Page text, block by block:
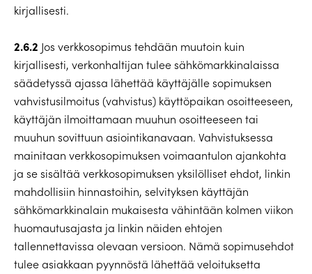
kirjallisesti.
2.6.2 Jos verkkosopimus tehdään muutoin kuin
kirjallisesti, verkonhaltijan tulee sähkömarkkinalaissa
säädetyssä ajassa lähettää käyttäjälle sopimuksen
vahvistusilmoitus (vahvistus) käyttöpaikan osoitteeseen,
käyttäjän ilmoittamaan muuhun osoitteeseen tai
muuhun sovittuun asiointikanavaan. Vahvistuksessa
mainitaan verkkosopimuksen voimaantulon ajankohta
ja se sisältää verkkosopimuksen yksilölliset ehdot, linkin
mahdollisiin hinnastoihin, selvityksen käyttäjän
sähkömarkkinalain mukaisesta vähintään kolmen viikon
huomautusajasta ja linkin näiden ehtojen
tallennettavissa olevaan versioon. Nämä sopimusehdot
tulee asiakkaan pyynnöstä lähettää veloituksetta